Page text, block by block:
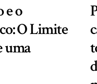
e o
O Limite
uma